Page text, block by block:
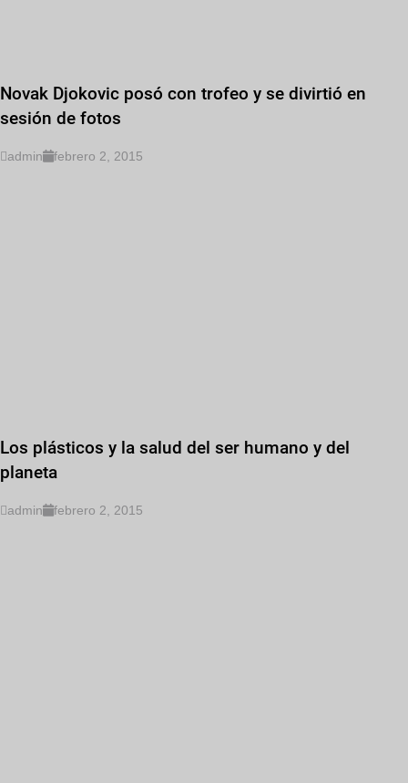
Novak Djokovic posó con trofeo y se divirtió en
sesión de fotos
admin febrero 2, 2015
Los plásticos y la salud del ser humano y del
planeta
admin febrero 2, 2015